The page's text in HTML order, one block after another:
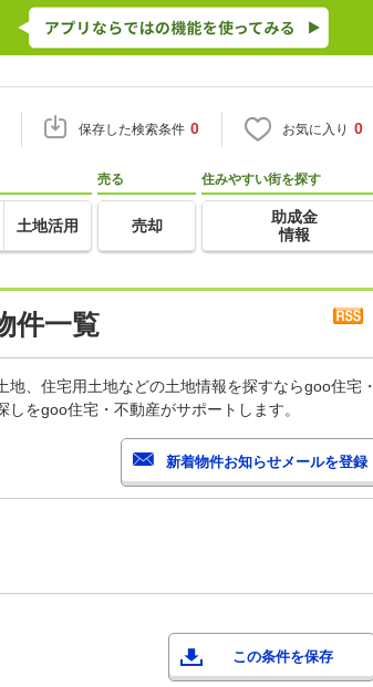
保存した検索条件 0 お気に入り 0
土地活用
売る
売却
住みやすい街を探す
助成金
情報
件一覧
、住宅用土地などの土地情報を探すならgoo住宅・
をgoo住宅・不動産がサポートします。
この条件を保存